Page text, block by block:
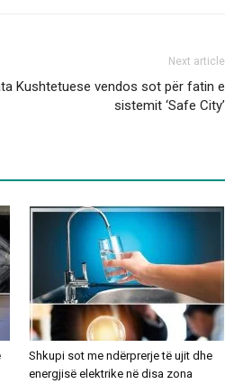
Next article
Kushtetuese vendos sot për fatin e
sistemit ‘Safe City’
Shkupi sot me ndërprerje të ujit dhe
energjisë elektrike në disa zona